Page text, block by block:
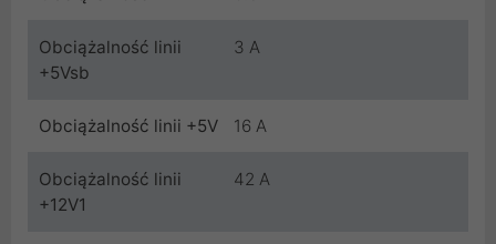
Obciążalność linii
+5Vsb
3 A
Obciążalność linii +5V 16 A
Obciążalność linii
+12V1
42 A